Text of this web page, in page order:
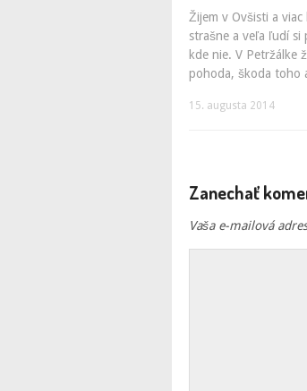
Žijem v Ovšisti a
strašne a veľa ľudí si
kde nie. V Petržálke
pohoda, škoda toho
15. augusta 2014
Zanechať
Vaša e-mailová